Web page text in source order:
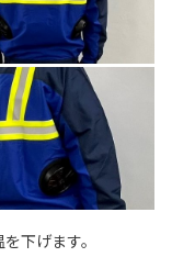
下げます。